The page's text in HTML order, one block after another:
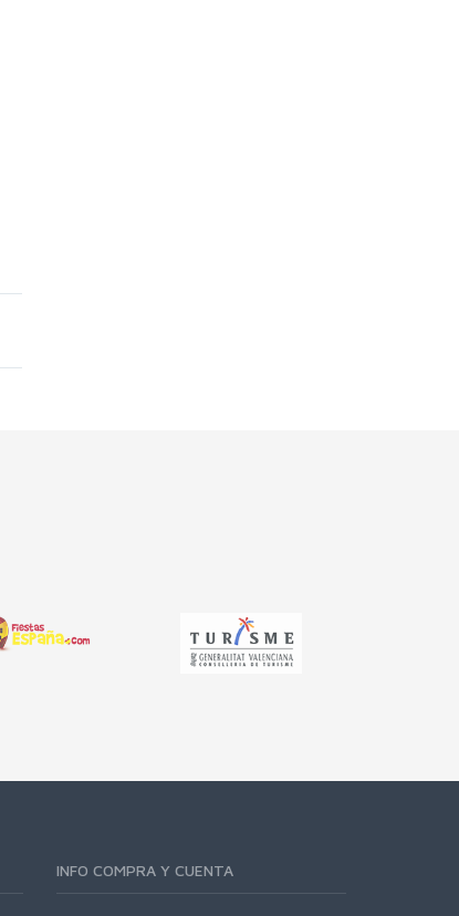
INFO COMPRA Y CUENTA